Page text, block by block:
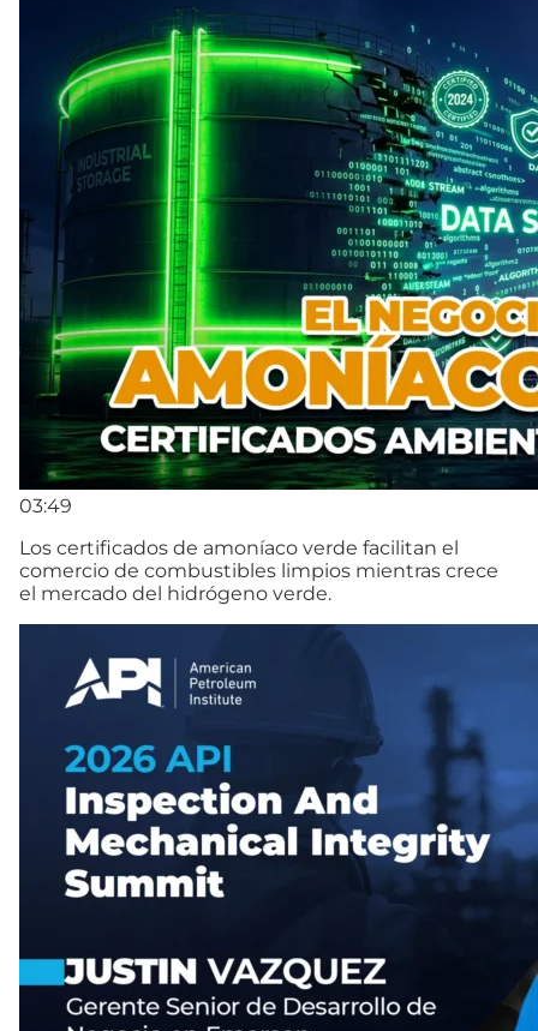
03:49
Los certificados de amoníaco verde facilitan el
comercio de combustibles limpios mientras crece
el mercado del hidrógeno verde.